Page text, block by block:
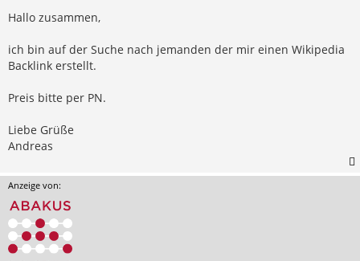
r
a
Hallo zusammen,
ich bin auf der Suche nach jemanden der mir einen Wikipedia
Backlink erstellt.
Preis bitte per PN.
Liebe Grüße
Andreas
Anzeige von: